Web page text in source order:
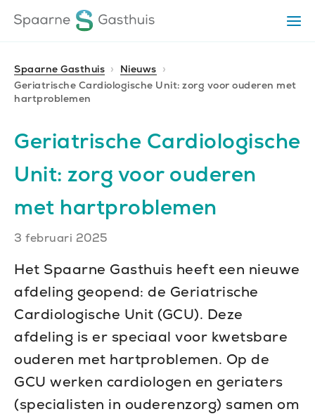
direct
content
direct
footer
Ga
naar
homepagina
het
Spaarne Gasthuis
Nieuws
Geriatrische Cardiologische Unit: zorg voor ouderen met
hartproblemen
Geriatrische Cardiologische
Unit: zorg voor ouderen
met hartproblemen
Publiceerdatum
3 februari 2025
Het Spaarne Gasthuis heeft een nieuwe
afdeling geopend: de Geriatrische
Cardiologische Unit (GCU). Deze
afdeling is er speciaal voor kwetsbare
ouderen met hartproblemen. Op de
GCU werken cardiologen en geriaters
(specialisten in ouderenzorg) samen om